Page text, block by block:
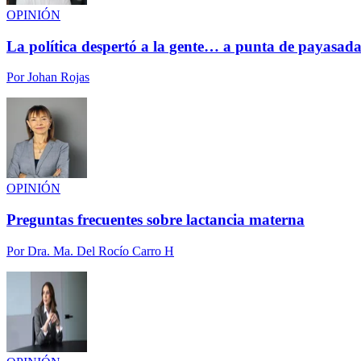
OPINIÓN
La política despertó a la gente… a punta de
PorJohan Rojas
OPINIÓN
Preguntas frecuentes sobre lactancia materna
PorDra. Ma. Del Rocío Carro H